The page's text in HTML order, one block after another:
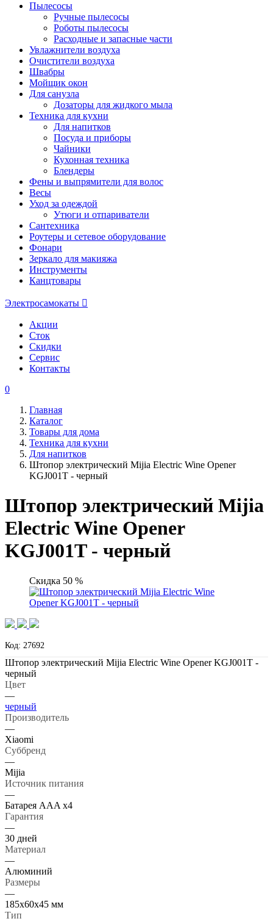
Пылесосы
Ручные пылесосы
Роботы пылесосы
Расходные и запасные части
Увлажнители воздуха
Очистители воздуха
Швабры
Мойщик окон
Для санузла
Дозаторы для жидкого мыла
Техника для кухни
Для напитков
Посуда и приборы
Чайники
Кухонная техника
Блендеры
Фены и выпрямители для волос
Весы
Уход за одеждой
Утюги и отпариватели
Сантехника
Роутеры и сетевое оборудование
Фонари
Зеркало для макияжа
Инструменты
Канцтовары
Электросамокаты
Акции
Сток
Скидки
Сервис
Контакты
0
Главная
Каталог
Товары для дома
Техника для кухни
Для напитков
Штопор электрический Mijia Electric Wine Opener
KGJ001T - черный
Штопор электрический Mijia
Electric Wine Opener
KGJ001T - черный
Скидка 50 %
Код: 27692
Штопор электрический Mijia Electric Wine Opener KGJ001T -
черный
Цвет
—
черный
Производитель
—
Xiaomi
Суббренд
—
Mijia
Источник питания
—
Батарея AAA x4
Гарантия
—
30 дней
Материал
—
Алюминий
Размеры
—
185х60х45 мм
Тип